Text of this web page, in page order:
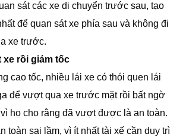
sát các xe di chuyển trước sau, tạo
để quan sát xe phía sau và không đi
xe trước.
rồi giảm tốc
cao tốc, nhiều lái xe có thói quen lái
để vượt qua xe trước mặt rồi bất ngờ
họ cho rằng đã vượt được là an toàn.
toàn sai lầm, vì ít nhất tài xế cần duy trì